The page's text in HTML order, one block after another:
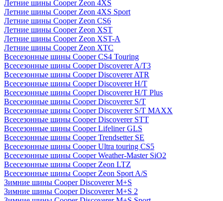
Летние шины Cooper Zeon 4XS
Летние шины Cooper Zeon 4XS Sport
Летние шины Cooper Zeon CS6
Летние шины Cooper Zeon XST
Летние шины Cooper Zeon XST-A
Летние шины Cooper Zeon XTC
Всесезонные шины Cooper CS4 Touring
Всесезонные шины Cooper Discoverer A/T3
Всесезонные шины Cooper Discoverer ATR
Всесезонные шины Cooper Discoverer H/T
Всесезонные шины Cooper Discoverer H/T Plus
Всесезонные шины Cooper Discoverer S/T
Всесезонные шины Cooper Discoverer S/T MAXX
Всесезонные шины Cooper Discoverer STT
Всесезонные шины Cooper Lifeliner GLS
Всесезонные шины Cooper Trendsetter SE
Всесезонные шины Cooper Ultra touring CS5
Всесезонные шины Cooper Weather-Master SiO2
Всесезонные шины Cooper Zeon LTZ
Всесезонные шины Cooper Zeon Sport A/S
Зимние шины Cooper Discoverer M+S
Зимние шины Cooper Discoverer M+S 2